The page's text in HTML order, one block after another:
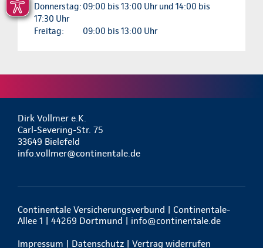
Donnerstag: 09:00 bis 13:00 Uhr und 14:00 bis
17:30 Uhr
Freitag:
09:00 bis 13:00 Uhr
Dirk Vollmer e.K.
Carl-Severing-Str. 75
33649 Bielefeld
info.vollmer@continentale.de
Continentale Versicherungsverbund | Continentale-
Allee 1 | 44269 Dortmund | info@continentale.de
Impressum | Datenschutz | Vertrag widerrufen